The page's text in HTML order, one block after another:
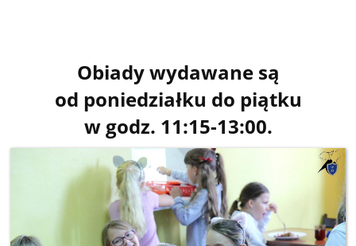
Obiady wydawane są
od poniedziałku do piątku
w godz. 11:15-13:00.